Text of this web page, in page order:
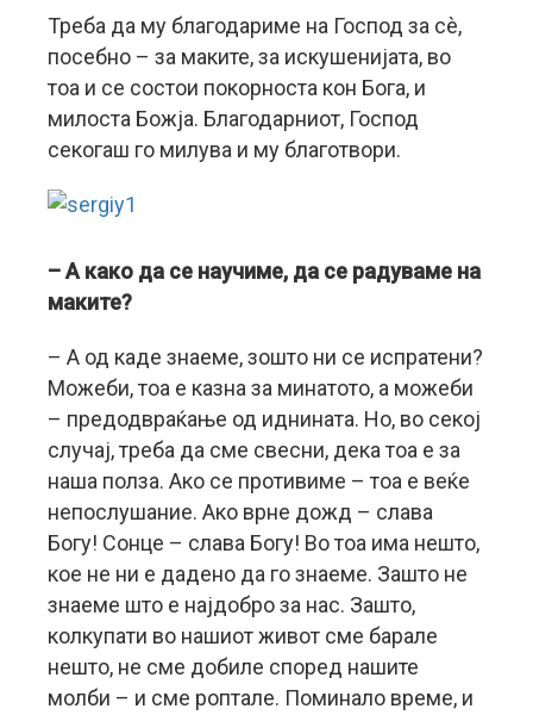
Треба да му благодариме на Господ за сè,
посебно – за маките, за искушенијата, во
тоа и се состои покорноста кон Бога, и
милоста Божја. Благодарниот, Господ
секогаш го милува и му благотвори.
– А како да се научиме, да се радуваме на
маките?
– А од каде знаеме, зошто ни се испратени?
Можеби, тоа е казна за минатото, а можеби
– предодвраќање од иднината. Но, во секој
случај, треба да сме свесни, дека тоа е за
наша полза. Ако се противиме – тоа е веќе
непослушание. Ако врне дожд – слава
Богу! Сонце – слава Богу! Во тоа има нешто,
кое не ни е дадено да го знаеме. Зашто не
знаеме што е најдобро за нас. Зашто,
колкупати во нашиот живот сме барале
нешто, не сме добиле според нашите
молби – и сме роптале. Поминало време, и